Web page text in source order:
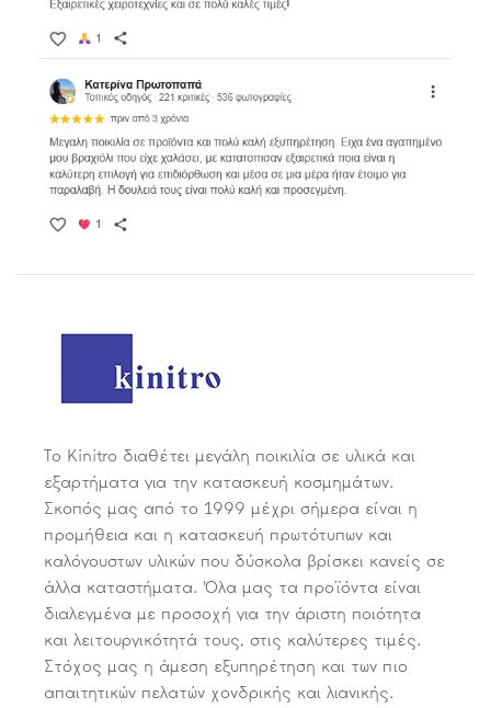
Το Kinitro διαθέτει μεγάλη ποικιλία σε υλικά και
εξαρτήματα για την κατασκευή κοσμημάτων.
Σκοπός μας από το 1999 μέχρι σήμερα είναι η
προμήθεια και η κατασκευή πρωτότυπων και
καλόγουστων υλικών που δύσκολα βρίσκει κανείς σε
άλλα καταστήματα. Όλα μας τα προϊόντα είναι
διαλεγμένα με προσοχή για την άριστη ποιότητα
και λειτουργικότητά τους, στις καλύτερες τιμές.
Στόχος μας η άμεση εξυπηρέτηση και των πιο
απαιτητικών πελατών χονδρικής και λιανικής.